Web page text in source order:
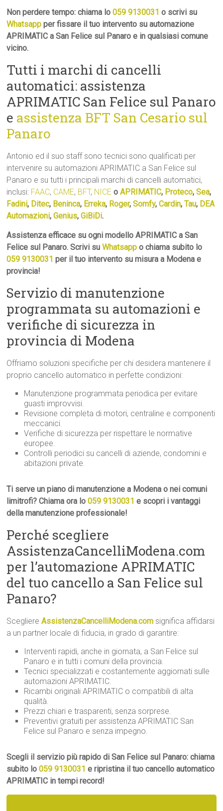
Non perdere tempo: chiama lo059 9130031 o scrivi su
Whatsapp per fissare il tuo intervento su automazione
APRIMATIC a San Felice sul Panaro e in qualsiasi comune
vicino.
Tutti i marchi di cancelli
automatici: assistenza
APRIMATIC San Felice sul Panaro
e assistenza BFT San Cesario sul
Panaro
Antonio ed il suo staff sono tecnici sono qualificati per
intervenire su automazioni APRIMATIC a San Felice sul
Panaro e su tutti i principali marchi di cancelli automatici,
inclusi: FAAC, CAME, BFT, NICE oAPRIMATIC, Proteco,Sea,
Fadini, Ditec, Beninca, Erreka, Roger,Somfy,Cardin,Tau, DEA
Automazioni,Genius,GiBiDi.
Assistenza efficace su ogni modello APRIMATIC a San
Felice sul Panaro. Scrivi suWhatsapp o chiama subito lo
059 9130031 per il tuo intervento su misura a Modena e
provincia!
Servizio di manutenzione
programmata su automazioni e
verifiche di sicurezza in
provincia di Modena
Offriamo soluzioni specifiche per chi desidera mantenere il
proprio cancello automatico in perfette condizioni:
Manutenzione programmata periodica per evitare
guasti improvvisi.
Revisione completa di motori, centraline e componenti
meccanici.
Verifiche di sicurezza per rispettare le normative
europee.
Controlli periodici su cancelli di aziende, condomini e
abitazioni private.
Ti serve un piano di manutenzione a Modena o nei comuni
limitrofi? Chiama ora lo059 9130031 e scopri i vantaggi
della manutenzione professionale!
Perché scegliere
AssistenzaCancelliModena.com
per l’automazione APRIMATIC
del tuo cancello a San Felice sul
Panaro?
ScegliereAssistenzaCancelliModena.com significa affidarsi
a un partner locale di fiducia, in grado di garantire:
Interventi rapidi, anche in giornata, a San Felice sul
Panaro e in tutti i comuni della provincia.
Tecnici specializzati e costantemente aggiornati sulle
automazioni APRIMATIC.
Ricambi originali APRIMATIC o compatibili di alta
qualità.
Prezzi chiari e trasparenti, senza sorprese.
Preventivi gratuiti per assistenza APRIMATIC San
Felice sul Panaro e senza impegno.
Scegli il servizio più rapido di San Felice sul Panaro: chiama
subito lo 059 9130031 e ripristina il tuo cancello automatico
APRIMATIC in tempi record!